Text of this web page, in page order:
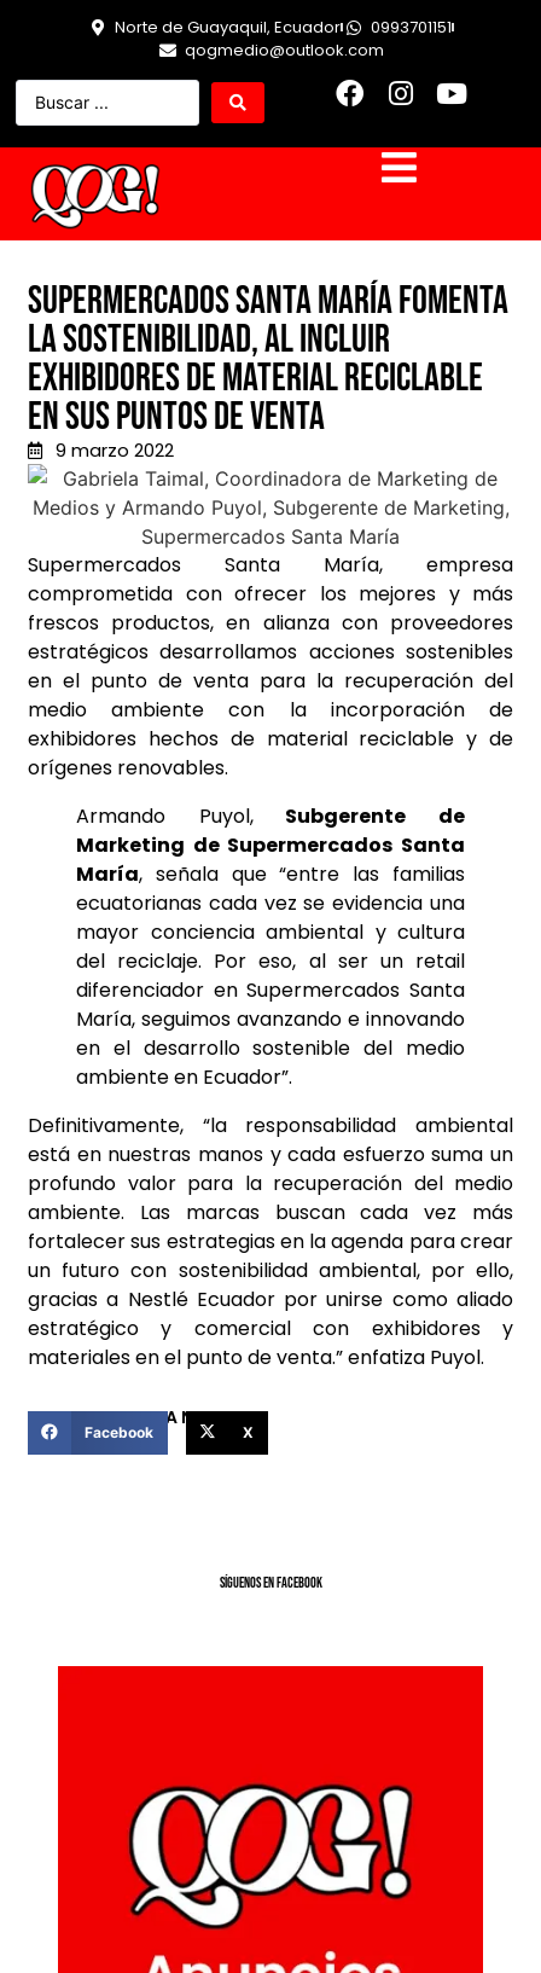
Norte de Guayaquil, Ecuador
0993701151
qogmedio@outlook.com
Supermercados Santa María fomenta
la sostenibilidad, al incluir
exhibidores de material reciclable
en sus puntos de venta
9 marzo 2022
Supermercados Santa María, empresa
comprometida con ofrecer los mejores y más
frescos productos, en alianza con proveedores
estratégicos desarrollamos acciones sostenibles
en el punto de venta para la recuperación del
medio ambiente con la incorporación de
exhibidores hechos de material reciclable y de
orígenes renovables.
Armando Puyol,Subgerente de
Marketing de Supermercados Santa
María, señala que “entre las familias
ecuatorianas cada vez se evidencia una
mayor conciencia ambiental y cultura
del reciclaje. Por eso, al ser un retail
diferenciador en Supermercados Santa
María, seguimos avanzando e innovando
en el desarrollo sostenible del medio
ambiente en Ecuador”.
Definitivamente, “la responsabilidad ambiental
está en nuestras manos y cada esfuerzo suma un
profundo valor para la recuperación del medio
ambiente. Las marcas buscan cada vez más
fortalecer sus estrategias en la agenda para crear
un futuro con sostenibilidad ambiental, por ello,
gracias a Nestlé Ecuador por unirse como aliado
estratégico y comercial con exhibidores y
materiales en el punto de venta.” enfatiza Puyol.
COMPARTIR ESTA NOTICIA
Facebook X
SíGUENOS EN FACEBOOK